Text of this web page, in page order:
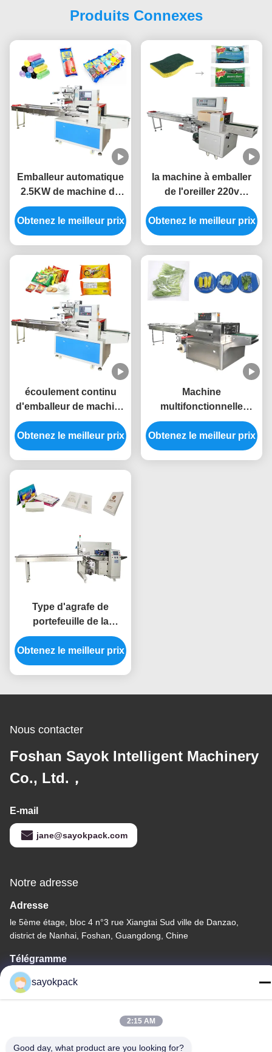
Produits Connexes
Emballeur automatique
2.5KW de machine de
conditionnement
d'oreiller de sachet en
plastique de déchets
Obtenez le meilleur prix
la machine à emballer
de l'oreiller 220v
rétrécissent la machine
d'emballage horizontale
d'écoulement
Obtenez le meilleur prix
écoulement continu
d'emballeur de machine
de conditionnement
d'oreiller du biscuit
220v
Obtenez le meilleur prix
Machine
multifonctionnelle
végétale automatique
de paquet d'oreiller de
machine d'emballage
Obtenez le meilleur prix
Type d'agrafe de
portefeuille de la
machine de
conditionnement
d'oreiller de papier de
550kg
Obtenez le meilleur prix
Nous contacter
Foshan Sayok Intelligent Machinery
Co., Ltd.，
E-mail
jane@sayokpack.com
Notre adresse
Adresse
le 5ème étage, bloc 4 n°3 rue Xiangtai Sud ville de Danzao,
district de Nanhai, Foshan, Guangdong, Chine
Télégramme
86-757-8660-5060
Politique de confidentialité| Plan du site
sayokpack
2:15 AM
Good day, what product are you looking for?